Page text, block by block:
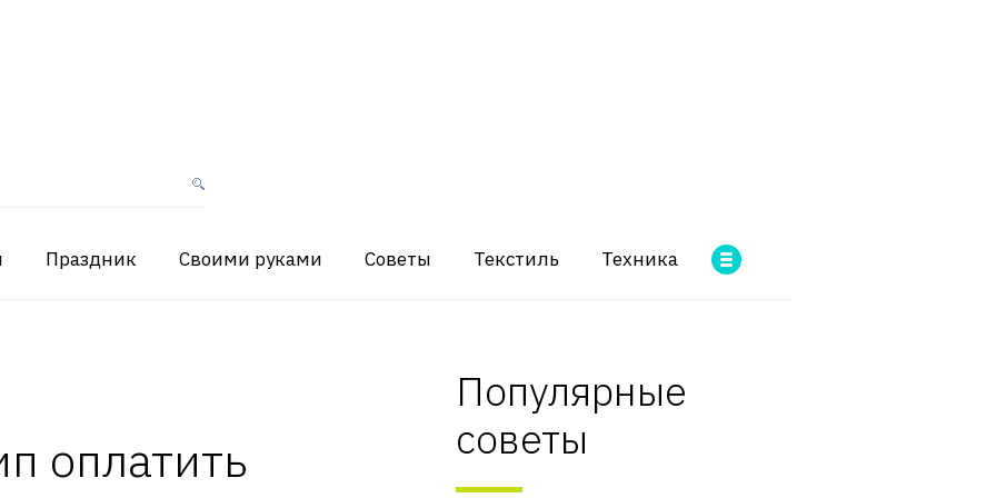
Праздник Своими руками Советы Текстиль Техника
оплатить
Популярные
советы